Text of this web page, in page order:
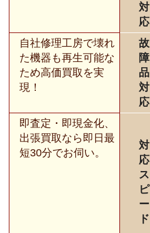
対
応
自社修理工房で壊れ
た機器も再生可能な
ため高価買取を実
現！
故
障
品
対
応
即査定・即現金化、
出張買取なら即日最
短30分でお伺い。
対
応
ス
ピ
ー
ド